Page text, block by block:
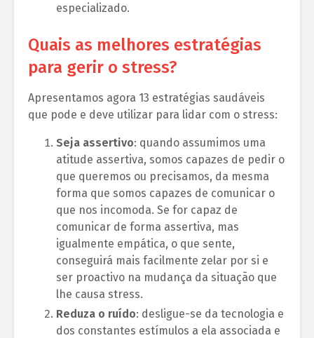
especializado.
Quais as melhores estratégias
para gerir o stress?
Apresentamos agora 13 estratégias saudáveis
que pode e deve utilizar para lidar com o stress:
Seja assertivo: quando assumimos uma
atitude assertiva, somos capazes de pedir o
que queremos ou precisamos, da mesma
forma que somos capazes de comunicar o
que nos incomoda. Se for capaz de
comunicar de forma assertiva, mas
igualmente empática, o que sente,
conseguirá mais facilmente zelar por si e
ser proactivo na mudança da situação que
lhe causa stress.
Reduza o ruído: desligue-se da tecnologia e
dos constantes estímulos a ela associada e